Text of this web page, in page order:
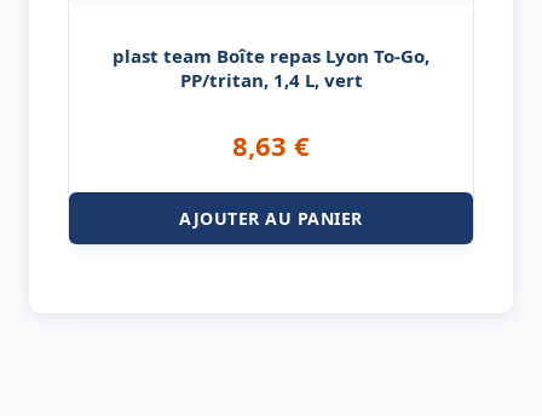
plast team Boîte repas Lyon To-Go,
PP/tritan, 1,4 L, vert
8,63 €
AJOUTER AU PANIER